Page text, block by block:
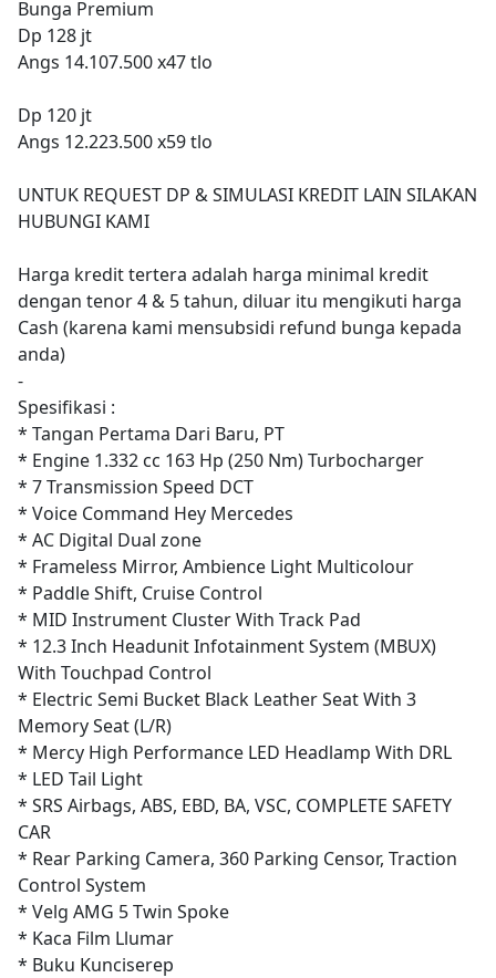
Bunga Premium
Dp 128 jt
Angs 14.107.500 x47 tlo
Dp 120 jt
Angs 12.223.500 x59 tlo
UNTUK REQUEST DP & SIMULASI KREDIT LAIN SILAKAN
HUBUNGI KAMI
Harga kredit tertera adalah harga minimal kredit
dengan tenor 4 & 5 tahun, diluar itu mengikuti harga
Cash (karena kami mensubsidi refund bunga kepada
anda)
-
Spesifikasi :
* Tangan Pertama Dari Baru, PT
* Engine 1.332 cc 163 Hp (250 Nm) Turbocharger
* 7 Transmission Speed DCT
* Voice Command Hey Mercedes
* AC Digital Dual zone
* Frameless Mirror, Ambience Light Multicolour
* Paddle Shift, Cruise Control
* MID Instrument Cluster With Track Pad
* 12.3 Inch Headunit Infotainment System (MBUX)
With Touchpad Control
* Electric Semi Bucket Black Leather Seat With 3
Memory Seat (L/R)
* Mercy High Performance LED Headlamp With DRL
* LED Tail Light
* SRS Airbags, ABS, EBD, BA, VSC, COMPLETE SAFETY
CAR
* Rear Parking Camera, 360 Parking Censor, Traction
Control System
* Velg AMG 5 Twin Spoke
* Kaca Film Llumar
* Buku Kunciserep